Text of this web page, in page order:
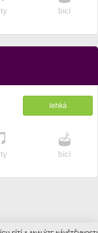
bicí
lehká
bicí